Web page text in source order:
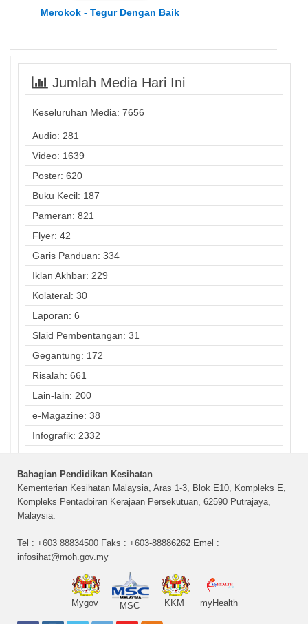
Merokok - Tegur Dengan Baik
Jumlah Media Hari Ini
Keseluruhan Media: 7656
Audio: 281
Video: 1639
Poster: 620
Buku Kecil: 187
Pameran: 821
Flyer: 42
Garis Panduan: 334
Iklan Akhbar: 229
Kolateral: 30
Laporan: 6
Slaid Pembentangan: 31
Gegantung: 172
Risalah: 661
Lain-lain: 200
e-Magazine: 38
Infografik: 2332
Bahagian Pendidikan Kesihatan
Kementerian Kesihatan Malaysia, Aras 1-3, Blok E10, Kompleks E,
Kompleks Pentadbiran Kerajaan Persekutuan, 62590 Putrajaya,
Malaysia.
Tel : +603 88834500 Faks : +603-88886262 Emel :
infosihat@moh.gov.my
Mygov MSC KKM myHealth